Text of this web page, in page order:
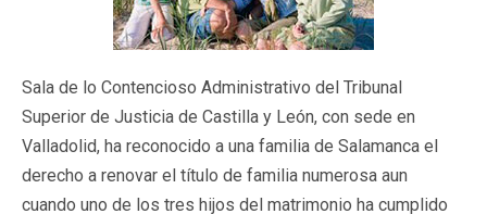
Sala de lo Contencioso Administrativo del Tribunal
Superior de Justicia de Castilla y León, con sede en
Valladolid, ha reconocido a una familia de Salamanca el
derecho a renovar el título de familia numerosa aun
cuando uno de los tres hijos del matrimonio ha cumplido